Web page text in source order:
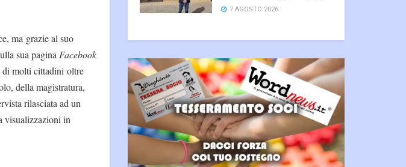
ma grazie al suo
sua pagina Facebook
di molti cittadini oltre
della magistratura,
rilasciata ad un
visualizzazioni in
7 AGOSTO 2026